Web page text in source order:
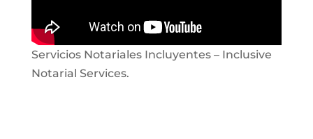
Servicios Notariales Incluyentes – Inclusive
Notarial Services.